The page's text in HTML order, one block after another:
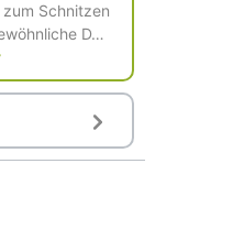
Schnitzen
D…